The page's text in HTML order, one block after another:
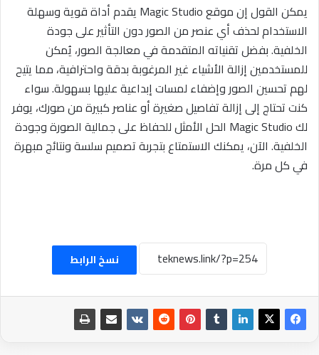
يمكن القول إن موقع Magic Studio يقدم أداة قوية وسهلة
الاستخدام لحذف أي عنصر من الصور دون التأثير على جودة
الخلفية. بفضل تقنياته المتقدمة في معالجة الصور، يُمكن
للمستخدمين إزالة الأشياء غير المرغوبة بدقة واحترافية، مما يتيح
لهم تحسين الصور وإضفاء لمسات إبداعية عليها بسهولة. سواء
كنت تحتاج إلى إزالة تفاصيل صغيرة أو عناصر كبيرة من صورك، يوفر
لك Magic Studio الحل الأمثل للحفاظ على جمالية الصورة وجودة
الخلفية. الآن، يمكنك الاستمتاع بتجربة تصميم سلسة ونتائج مبهرة
في كل مرة.
نسخ الرابط